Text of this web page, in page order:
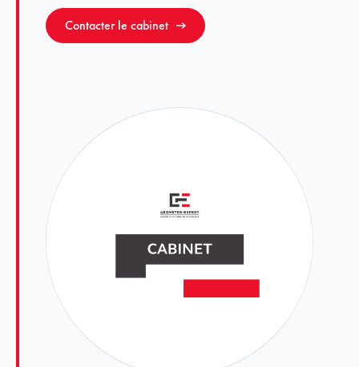
Contacter le cabinet